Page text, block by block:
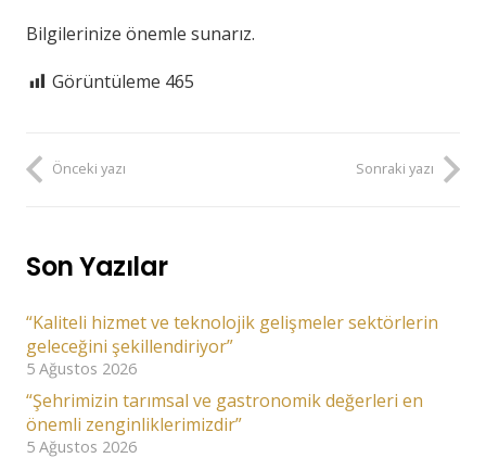
Bilgilerinize önemle sunarız.
Görüntüleme 465
Önceki yazı Sonraki yazı
Son Yazılar
“Kaliteli hizmet ve teknolojik gelişmeler sektörlerin
geleceğini şekillendiriyor”
5 Ağustos 2026
“Şehrimizin tarımsal ve gastronomik değerleri en
önemli zenginliklerimizdir”
5 Ağustos 2026